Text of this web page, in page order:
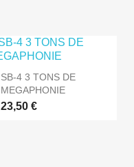
SB-4 3 TONS DE
MEGAPHONIE
23,50 €